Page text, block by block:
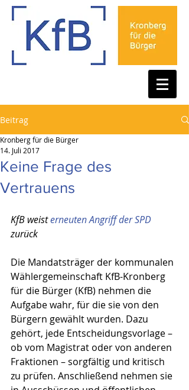
Beitrag
Keine Frage des
Vertrauens
Kronberg für die Bürger
14. Juli 2017
KfB weist erneuten Angriff der SPD
zurück
Die Mandatsträger der kommunalen
Wählergemeinschaft KfB-Kronberg
für die Bürger (KfB) nehmen die
Aufgabe wahr, für die sie von den
Bürgern gewählt wurden. Dazu
gehört, jede Entscheidungsvorlage –
ob vom Magistrat oder von anderen
Fraktionen – sorgfältig und kritisch
zu prüfen. Anschließend nehmen sie